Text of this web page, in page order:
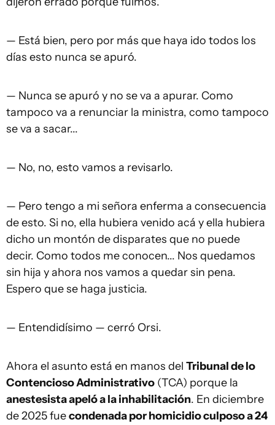
— Está bien, pero por más que haya ido todos los
días esto nunca se apuró.
— Nunca se apuró y no se va a apurar. Como
tampoco va a renunciar la ministra, como tampoco
se va a sacar...
— No, no, esto vamos a revisarlo.
— Pero tengo a mi señora enferma a consecuencia
de esto. Si no, ella hubiera venido acá y ella hubiera
dicho un montón de disparates que no puede
decir. Como todos me conocen... Nos quedamos
sin hija y ahora nos vamos a quedar sin pena.
Espero que se haga justicia.
— Entendidísimo — cerró Orsi.
Ahora el asunto está en manos del Tribunal de lo
Contencioso Administrativo (TCA) porque la
anestesista apeló a la inhabilitación. En diciembre
de 2025 fuecondenada por homicidio culposo a 24